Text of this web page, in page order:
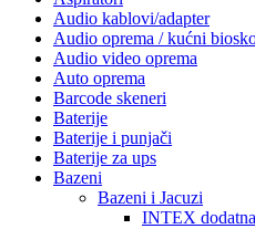
Audio kablovi/adapter
Audio oprema / kućni
Audio video oprema
Auto oprema
Barcode skeneri
Baterije
Baterije i punjači
Baterije za ups
Bazeni
Bazeni i Jacuzi
INTEX